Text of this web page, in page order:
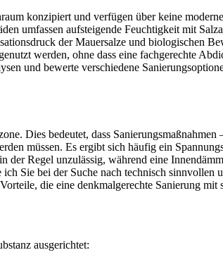
konzipiert und verfügen über keine
umfassen aufsteigende Feuchtigkeit mit
der Mauersalze und biologischen
werden, ohne dass eine fachgerechte
und bewerte verschiedene
Dies bedeutet, dass
müssen. Es ergibt sich häufig ein
Regel unzulässig, während eine
Sie bei der Suche nach technisch
die eine denkmalgerechte Sanierung mit
ausgerichtet: